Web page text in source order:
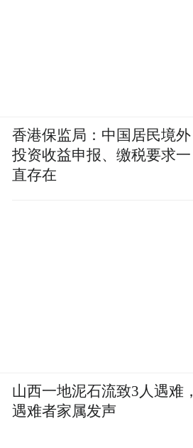
香港保监局：中国居民境外
投资收益申报、缴税要求一
直存在
山西一地泥石流致3人遇难，
遇难者家属发声